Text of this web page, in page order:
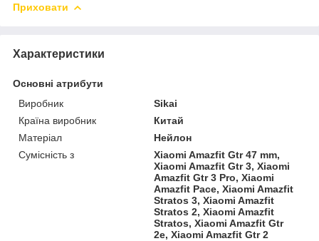
Приховати
Характеристики
Основні атрибути
Виробник
Sikai
Країна виробник
Китай
Матеріал
Нейлон
Сумісність з
Xiaomi Amazfit Gtr 47 mm,
Xiaomi Amazfit Gtr 3, Xiaomi
Amazfit Gtr 3 Pro, Xiaomi
Amazfit Pace, Xiaomi Amazfit
Stratos 3, Xiaomi Amazfit
Stratos 2, Xiaomi Amazfit
Stratos, Xiaomi Amazfit Gtr
2e, Xiaomi Amazfit Gtr 2